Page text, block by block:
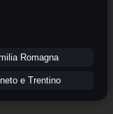
Romagna
e Trentino